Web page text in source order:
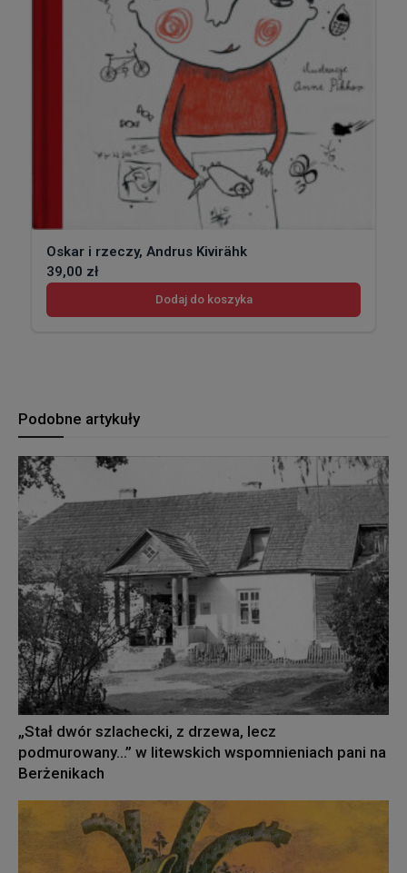
Oskar i rzeczy, Andrus Kivirähk
39,00 zł
Dodaj do koszyka
Podobne artykuły
„Stał dwór szlachecki, z drzewa, lecz
podmurowany…” w litewskich wspomnieniach pani na
Berżenikach